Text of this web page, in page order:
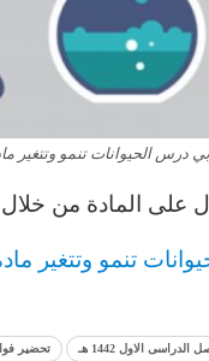
درس الحيوانات تنمو وتتغير مادة
على المادة من خلال
تنمو وتتغير
الدراسى الاول 1442 هـ تحضير